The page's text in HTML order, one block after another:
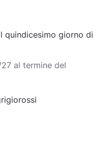
quindicesimo giorno di
al termine del